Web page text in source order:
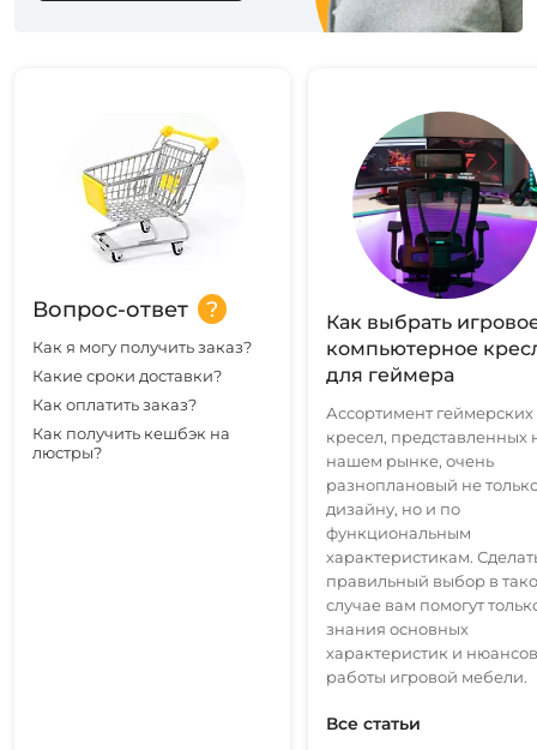
Вопрос-ответ
Как я могу получить заказ?
Какие сроки доставки?
Как оплатить заказ?
Как получить кешбэк на
люстры?
Как выбрать
компьютерное
для геймера
Ассортимент геймерских
кресел, представленных
нашем рынке, очень
разноплановый не
дизайну, но и по
функциональным
характеристикам.
правильный выбор в
случае вам помогут
знания основных
характеристик и нюансов
работы игровой мебели.
Все статьи